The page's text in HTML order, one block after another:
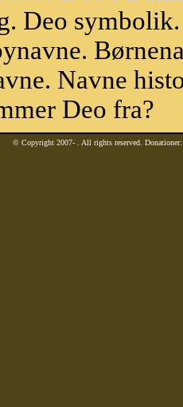
Deo
Navne
Deo fra?
© Copyright 2007- . All rights reserved.